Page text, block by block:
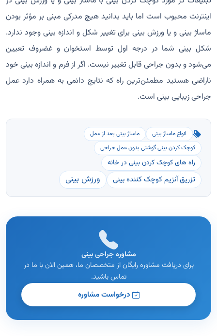
اینترنت محبوب است اما باید بدانید هیچ مدرکی مبنی بر مؤثر بودن
ماساژ بینی و یا ورزش بینی برای تغییر شکل و اندازه بینی وجود ندارد.
شکل بینی شما در درجه اول توسط استخوان و غضروف تعیین
می‌شود و بدون جراحی قابل تغییر نیست. اگر از فرم و اندازه بینی خود
ناراضی هستید مطمئن‌ترین راه که نتایج دائمی به همراه دارد عمل
جراحی زیبایی بینی است.
انواع ماساژ بینی
ماساژ بینی بعد از عمل
کوچک کردن بینی گوشتی بدون عمل جراحی
راه های کوچک کردن بینی در خانه
تزریق آنزیم کوچک کننده بینی ورزش بینی
مشاوره جراحی بینی
برای دریافت مشاوره رایگان از متخصصان ما، همین الان با ما در
تماس باشید.
درخواست مشاوره